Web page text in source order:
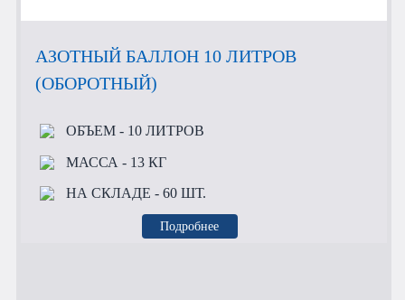
АЗОТНЫЙ БАЛЛОН 10 ЛИТРОВ
(ОБОРОТНЫЙ)
ОБЪЕМ- 10 ЛИТРОВ
МАССА - 13 КГ
НА СКЛАДЕ - 60 ШТ.
Подробнее